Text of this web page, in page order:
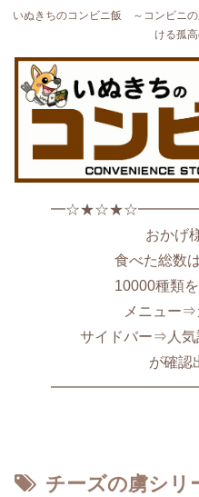
いぬきちのコンビニ飯 ～コンビニ
ける孤
おかげ
食べた総数
10000種類
メニュー⇒
サイドバー⇒人気
が確認
チーズの虜シリ